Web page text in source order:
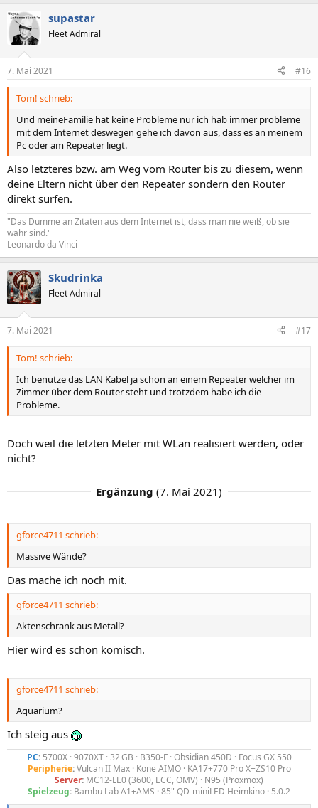
supastar
Fleet Admiral
7. Mai 2021 #16
Tom! schrieb:
Und meineFamilie hat keine Probleme nur ich hab immer probleme
mit dem Internet deswegen gehe ich davon aus, dass es an meinem
Pc oder am Repeater liegt.
Also letzteres bzw. am Weg vom Router bis zu diesem, wenn
deine Eltern nicht über den Repeater sondern den Router
direkt surfen.
"Das Dumme an Zitaten aus dem Internet ist, dass man nie weiß, ob sie
wahr sind."
Leonardo da Vinci
Skudrinka
Fleet Admiral
7. Mai 2021 #17
Tom! schrieb:
Ich benutze das LAN Kabel ja schon an einem Repeater welcher im
Zimmer über dem Router steht und trotzdem habe ich die
Probleme.
Doch weil die letzten Meter mit WLan realisiert werden, oder
nicht?
Ergänzung (7. Mai 2021)
gforce4711 schrieb:
Massive Wände?
Das mache ich noch mit.
gforce4711 schrieb:
Aktenschrank aus Metall?
Hier wird es schon komisch.
gforce4711 schrieb:
Aquarium?
Ich steig aus
PC:5700X · 9070XT · 32 GB · B350-F · Obsidian 450D · Focus GX 550
Peripherie:Vulcan II Max · Kone AIMO · KA17+770 Pro X+ZS10 Pro
Server: MC12-LE0 (3600, ECC, OMV) · N95 (Proxmox)
Spielzeug: Bambu Lab A1+AMS · 85" QD-miniLED Heimkino · 5.0.2​